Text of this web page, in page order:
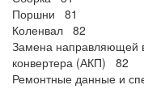
Поршни 81
Коленвал 82
Замена направляющей
конвертера (АКП) 82
Ремонтные данные и